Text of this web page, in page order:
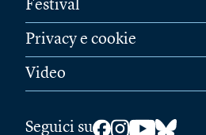
Festival
Privacy e cookie
Video
Seguici su